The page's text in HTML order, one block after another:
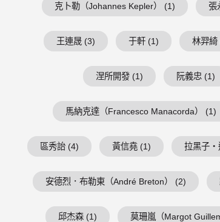
克卜勒（Johannes Kepler） (1) 張
王連晟 (3) 于軒 (1) 林羿綺
涅所開發 (1) 阮義忠 (1)
馬納克達（Francesco Manacorda） (1)
區秀詒 (4) 黃信堯 (1) 拉黑子
安德烈．布勒東（André Breton） (2)
邱杰森 (1) 莫珊嵐（Margot